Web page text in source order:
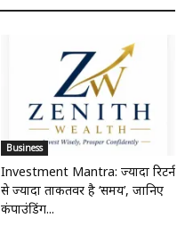
Business
Investment Mantra: ज्यादा रिटर्न
से ज्यादा ताकतवर है ‘समय’, जानिए
कंपाउंडिंग...